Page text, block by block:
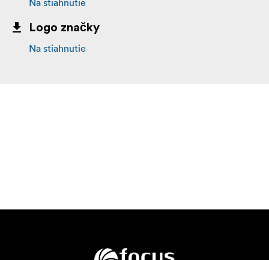
Na stiahnutie
Logo značky
Na stiahnutie